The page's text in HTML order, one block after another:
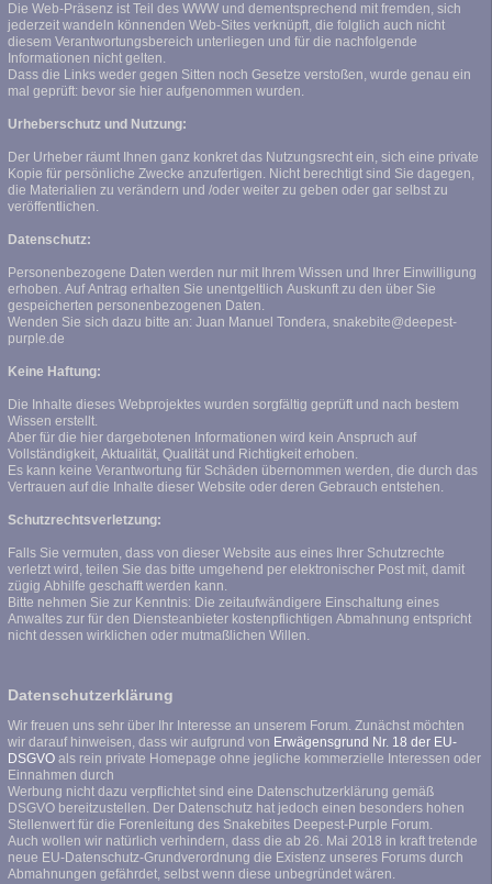
Die Web-Präsenz ist Teil des WWW und dementsprechend mit fremden, sich
jederzeit wandeln könnenden Web-Sites verknüpft, die folglich auch nicht
diesem Verantwortungsbereich unterliegen und für die nachfolgende
Informationen nicht gelten.
Dass die Links weder gegen Sitten noch Gesetze verstoßen, wurde genau ein
mal geprüft: bevor sie hier aufgenommen wurden.
Urheberschutz und Nutzung:
Der Urheber räumt Ihnen ganz konkret das Nutzungsrecht ein, sich eine private
Kopie für persönliche Zwecke anzufertigen. Nicht berechtigt sind Sie dagegen,
die Materialien zu verändern und /oder weiter zu geben oder gar selbst zu
veröffentlichen.
Datenschutz:
Personenbezogene Daten werden nur mit Ihrem Wissen und Ihrer Einwilligung
erhoben. Auf Antrag erhalten Sie unentgeltlich Auskunft zu den über Sie
gespeicherten personenbezogenen Daten.
Wenden Sie sich dazu bitte an: Juan Manuel Tondera, snakebite@deepest-
purple.de
Keine Haftung:
Die Inhalte dieses Webprojektes wurden sorgfältig geprüft und nach bestem
Wissen erstellt.
Aber für die hier dargebotenen Informationen wird kein Anspruch auf
Vollständigkeit, Aktualität, Qualität und Richtigkeit erhoben.
Es kann keine Verantwortung für Schäden übernommen werden, die durch das
Vertrauen auf die Inhalte dieser Website oder deren Gebrauch entstehen.
Schutzrechtsverletzung:
Falls Sie vermuten, dass von dieser Website aus eines Ihrer Schutzrechte
verletzt wird, teilen Sie das bitte umgehend per elektronischer Post mit, damit
zügig Abhilfe geschafft werden kann.
Bitte nehmen Sie zur Kenntnis: Die zeitaufwändigere Einschaltung eines
Anwaltes zur für den Diensteanbieter kostenpflichtigen Abmahnung entspricht
nicht dessen wirklichen oder mutmaßlichen Willen.
Datenschutzerklärung
Wir freuen uns sehr über Ihr Interesse an unserem Forum. Zunächst möchten
wir darauf hinweisen, dass wir aufgrund von Erwägensgrund Nr. 18 der EU-
DSGVO als rein private Homepage ohne jegliche kommerzielle Interessen oder
Einnahmen durch
Werbung nicht dazu verpflichtet sind eine Datenschutzerklärung gemäß
DSGVO bereitzustellen. Der Datenschutz hat jedoch einen besonders hohen
Stellenwert für die Forenleitung des Snakebites Deepest-Purple Forum.
Auch wollen wir natürlich verhindern, dass die ab 26. Mai 2018 in kraft tretende
neue EU-Datenschutz-Grundverordnung die Existenz unseres Forums durch
Abmahnungen gefährdet, selbst wenn diese unbegründet wären.